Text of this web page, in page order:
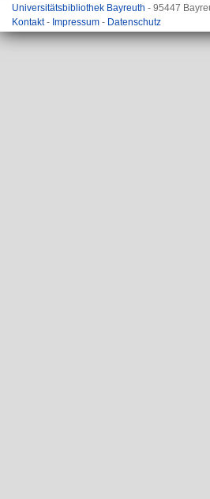
Universitätsbibliothek Bayreuth - 95447
Kontakt- Impressum - Datenschutz